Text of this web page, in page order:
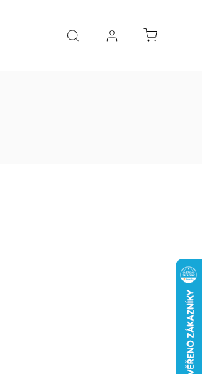
Návrh koupelny Reference